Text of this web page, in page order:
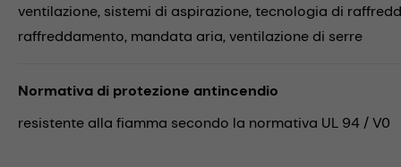
ventilazione, sistemi di aspirazione,tecnologia di
raffreddamento, mandata aria,ventilazione di serre
Normativa di protezione antincendio
resistente alla fiamma secondo la normativa UL 94 / V0